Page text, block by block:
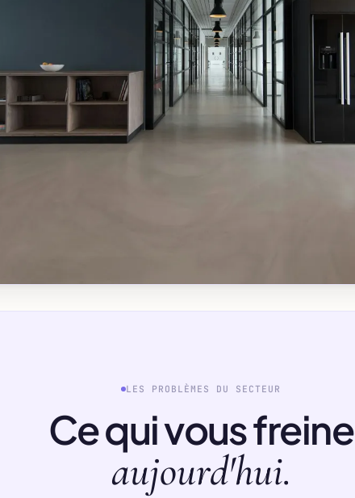
LES PROBLÈMES DU SECTEUR
Ce qui vous freine
aujourd'hui.